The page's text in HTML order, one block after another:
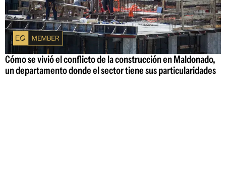
Cómo se vivió el conflicto de la construcción en Maldonado,
un departamento donde el sector tiene sus particularidades